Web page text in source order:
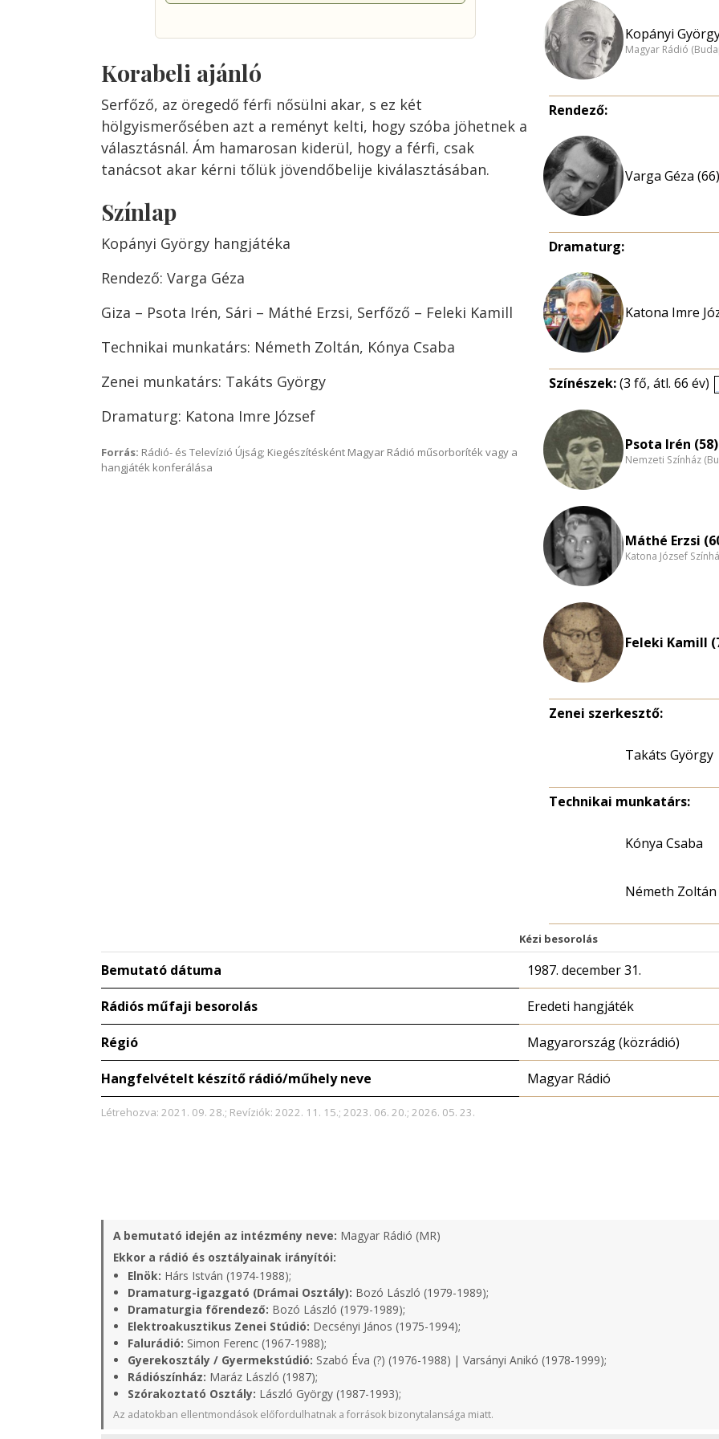
Korabeli ajánló
Serfőző, az öregedő férfi nősülni akar, s ez két
hölgyismerősében azt a reményt kelti, hogy szóba jöhetnek a
választásnál. Ám hamarosan kiderül, hogy a férfi, csak
tanácsot akar kérni tőlük jövendőbelije kiválasztásában.
Színlap
Kopányi György hangjátéka
Rendező: Varga Géza
Giza – Psota Irén, Sári – Máthé Erzsi, Serfőző – Feleki Kamill
Technikai munkatárs: Németh Zoltán, Kónya Csaba
Zenei munkatárs: Takáts György
Dramaturg: Katona Imre József
Forrás: Rádió- és Televízió Újság; Kiegészítésként Magyar Rádió műsorboríték vagy a
hangjáték konferálása
Kopányi
Magyar Rádió
Rendező:
Varga Géza (66)
Dramaturg:
Katona Imre
Színészek:(3 fő, átl. 66 év)
Psota Irén (58)
Nemzeti Színház
Máthé Erzsi
Katona József
Feleki Kamill
Zenei szerkesztő:
Takáts György
Technikai munkatárs:
Kónya Csaba
Németh Zoltán
Kézi besorolás
Bemutató dátuma 1987. december 31.
Rádiós műfaji besorolás Eredeti hangjáték
Régió Magyarország (közrádió)
Hangfelvételt készítő rádió/műhely neve Magyar Rádió
Létrehozva: 2021. 09. 28.; Revíziók: 2022. 11. 15.; 2023. 06. 20.; 2026. 05. 23.
A bemutató idején az intézmény neve: Magyar Rádió (MR)
Ekkor a rádió és osztályainak irányítói:
Elnök: Hárs István (1974-1988);
Dramaturg-igazgató (Drámai Osztály): Bozó László (1979-1989);
Dramaturgia főrendező: Bozó László (1979-1989);
Elektroakusztikus Zenei Stúdió: Decsényi János (1975-1994);
Falurádió: Simon Ferenc (1967-1988);
Gyerekosztály / Gyermekstúdió: Szabó Éva (?) (1976-1988) | Varsányi Anikó (1978-1999);
Rádiószínház: Maráz László (1987);
Szórakoztató Osztály: László György (1987-1993);
Az adatokban ellentmondások előfordulhatnak a források bizonytalansága miatt.